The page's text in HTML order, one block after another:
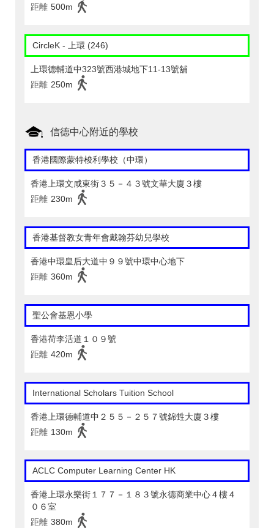
距離 500m
CircleK - 上環 (246)
上環德輔道中323號西港城地下11-13號舖
距離 250m
信德中心附近的學校
香港國際蒙特梭利學校（中環）
香港上環文咸東街３５－４３號文華大廈３樓
距離 230m
香港基督教女青年會戴翰芬幼兒學校
香港中環皇后大道中９９號中環中心地下
距離 360m
聖公會基恩小學
香港荷李活道１０９號
距離 420m
International Scholars Tuition School
香港上環德輔道中２５５－２５７號錦甡大廈３樓
距離 130m
ACLC Computer Learning Center HK
香港上環永樂街１７７－１８３號永德商業中心４樓４
０６室
距離 380m